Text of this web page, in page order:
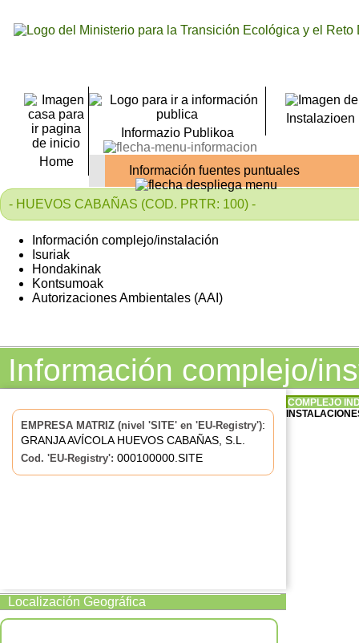
Home
Informazio Publikoa
Información fuentes puntuales
- HUEVOS CABAÑAS (COD. PRTR: 100) -
Información complejo/instalación
Isuriak
Hondakinak
Kontsumoak
Autorizaciones Ambientales (AAI)
Información complejo/
EMPRESA MATRIZ (nivel 'SITE' en 'EU-Registry'):
GRANJA AVÍCOLA HUEVOS CABAÑAS, S.L.
Cod. 'EU-Registry': 000100000.SITE
Localización Geográfica
COMPLEJO